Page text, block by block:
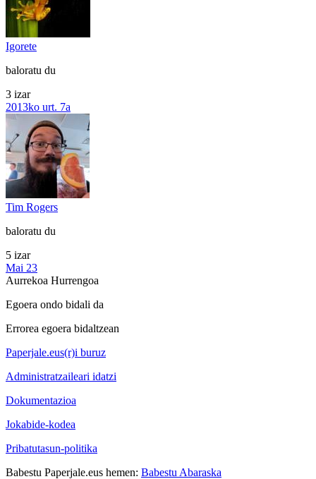
Igorete
baloratu du
3 izar
2013ko urt. 7a
Tim Rogers
baloratu du
5 izar
Mai 23
Aurrekoa Hurrengoa
Egoera ondo bidali da
Errorea egoera bidaltzean
Paperjale.eus(r)i buruz
Administratzaileari idatzi
Dokumentazioa
Jokabide-kodea
Pribatutasun-politika
Babestu Paperjale.eus hemen: Babestu Abaraska